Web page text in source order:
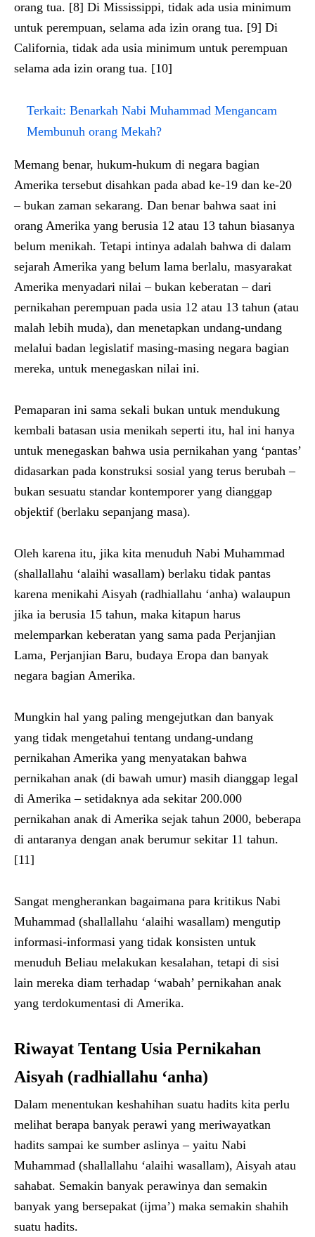
orang tua. [8] Di Mississippi, tidak ada usia minimum
untuk perempuan, selama ada izin orang tua. [9] Di
California, tidak ada usia minimum untuk perempuan
selama ada izin orang tua. [10]
Terkait: Benarkah Nabi Muhammad Mengancam
Membunuh orang Mekah?
Memang benar, hukum-hukum di negara bagian
Amerika tersebut disahkan pada abad ke-19 dan ke-20
– bukan zaman sekarang. Dan benar bahwa saat ini
orang Amerika yang berusia 12 atau 13 tahun biasanya
belum menikah. Tetapi intinya adalah bahwa di dalam
sejarah Amerika yang belum lama berlalu, masyarakat
Amerika menyadari nilai – bukan keberatan – dari
pernikahan perempuan pada usia 12 atau 13 tahun (atau
malah lebih muda), dan menetapkan undang-undang
melalui badan legislatif masing-masing negara bagian
mereka, untuk menegaskan nilai ini.
Pemaparan ini sama sekali bukan untuk mendukung
kembali batasan usia menikah seperti itu, hal ini hanya
untuk menegaskan bahwa usia pernikahan yang ‘pantas’
didasarkan pada konstruksi sosial yang terus berubah –
bukan sesuatu standar kontemporer yang dianggap
objektif (berlaku sepanjang masa).
Oleh karena itu, jika kita menuduh Nabi Muhammad
(shallallahu ‘alaihi wasallam) berlaku tidak pantas
karena menikahi Aisyah (radhiallahu ‘anha) walaupun
jika ia berusia 15 tahun, maka kitapun harus
melemparkan keberatan yang sama pada Perjanjian
Lama, Perjanjian Baru, budaya Eropa dan banyak
negara bagian Amerika.
Mungkin hal yang paling mengejutkan dan banyak
yang tidak mengetahui tentang undang-undang
pernikahan Amerika yang menyatakan bahwa
pernikahan anak (di bawah umur) masih dianggap legal
di Amerika – setidaknya ada sekitar 200.000
pernikahan anak di Amerika sejak tahun 2000, beberapa
di antaranya dengan anak berumur sekitar 11 tahun.
[11]
Sangat mengherankan bagaimana para kritikus Nabi
Muhammad (shallallahu ‘alaihi wasallam) mengutip
informasi-informasi yang tidak konsisten untuk
menuduh Beliau melakukan kesalahan, tetapi di sisi
lain mereka diam terhadap ‘wabah’ pernikahan anak
yang terdokumentasi di Amerika.
Riwayat Tentang Usia Pernikahan
Aisyah (radhiallahu ‘anha)
Dalam menentukan keshahihan suatu hadits kita perlu
melihat berapa banyak perawi yang meriwayatkan
hadits sampai ke sumber aslinya – yaitu Nabi
Muhammad (shallallahu ‘alaihi wasallam), Aisyah atau
sahabat. Semakin banyak perawinya dan semakin
banyak yang bersepakat (ijma’) maka semakin shahih
suatu hadits.